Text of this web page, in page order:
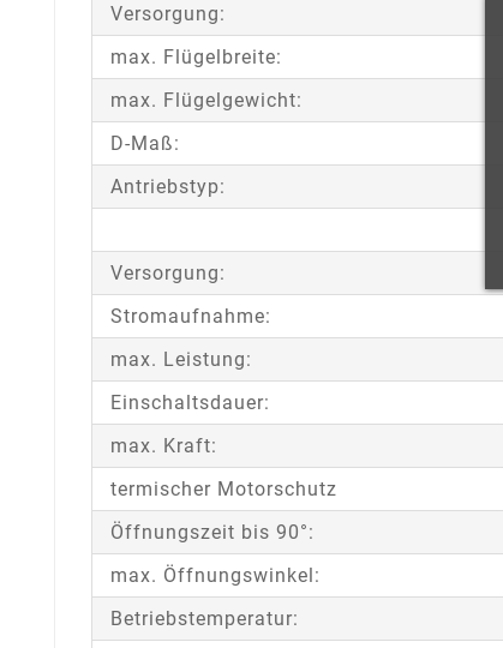
Versorgung:
max. Flügelbreite:
max. Flügelgewicht:
D-Maß:
Antriebstyp:
Versorgung:
Stromaufnahme:
max. Leistung:
Einschaltsdauer:
max. Kraft:
termischer Motorschutz
Öffnungszeit bis 90°:
max. Öffnungswinkel:
Betriebstemperatur: